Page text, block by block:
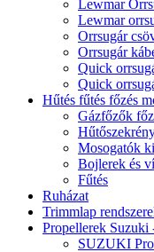
Lewmar
Lewmar
Orrsugár
Orrsugár
Quick
Quick
Hűtés fűtés főzés
Gázfőzők
Mosogatók
Bojlerek és
Fűtés
Ruházat
Trimmlap
Propellerek Suzuki
SUZUKI